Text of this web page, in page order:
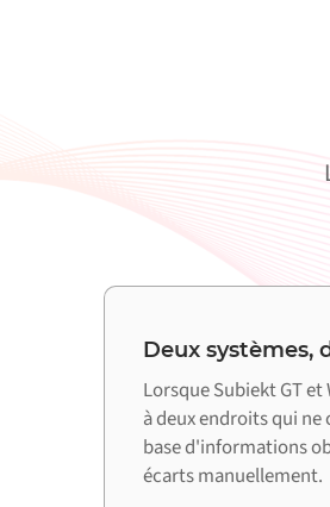
Deux systèmes,
Lorsque Subiekt GT
à deux endroits qui
base d'informations
écarts manuellement.